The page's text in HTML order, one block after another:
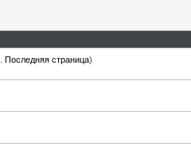
Последняя страница)